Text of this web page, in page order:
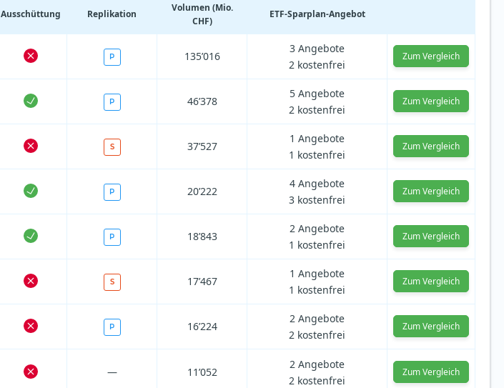
Ausschüttung Replikation
Volumen (Mio.
CHF)
ETF-Sparplan-Angebot
P 135’016
3 Angebote
2 kostenfrei
Zum Vergleich
P 46’378
5 Angebote
2 kostenfrei
Zum Vergleich
S 37’527
1 Angebote
1 kostenfrei
Zum Vergleich
P 20’222
4 Angebote
3 kostenfrei
Zum Vergleich
P 18’843
2 Angebote
1 kostenfrei
Zum Vergleich
S 17’467
1 Angebote
1 kostenfrei
Zum Vergleich
P 16’224
2 Angebote
2 kostenfrei
Zum Vergleich
— 11’052
2 Angebote
2 kostenfrei
Zum Vergleich